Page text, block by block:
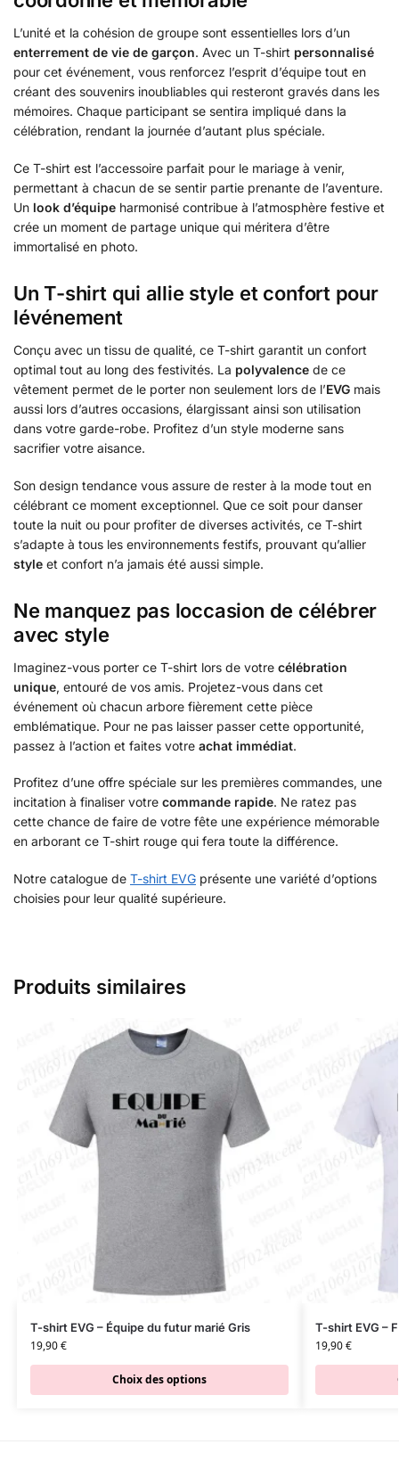
L’unité et la cohésion de groupe sont essentielles lors d’un
enterrement de vie de garçon. Avec un T-shirt personnalisé
pour cet événement, vous renforcez l’esprit d’équipe tout en
créant des souvenirs inoubliables qui resteront gravés dans les
mémoires. Chaque participant se sentira impliqué dans la
célébration, rendant la journée d’autant plus spéciale.
Ce T-shirt est l’accessoire parfait pour le mariage à venir,
permettant à chacun de se sentir partie prenante de l’aventure.
Un look d’équipe harmonisé contribue à l’atmosphère festive et
crée un moment de partage unique qui méritera d’être
immortalisé en photo.
Un T-shirt qui allie style et confort pour
lévénement
Conçu avec un tissu de qualité, ce T-shirt garantit un confort
optimal tout au long des festivités. La polyvalence de ce
vêtement permet de le porter non seulement lors de l’EVG mais
aussi lors d’autres occasions, élargissant ainsi son utilisation
dans votre garde-robe. Profitez d’un style moderne sans
sacrifier votre aisance.
Son design tendance vous assure de rester à la mode tout en
célébrant ce moment exceptionnel. Que ce soit pour danser
toute la nuit ou pour profiter de diverses activités, ce T-shirt
s’adapte à tous les environnements festifs, prouvant qu’allier
style et confort n’a jamais été aussi simple.
Ne manquez pas loccasion de célébrer
avec style
Imaginez-vous porter ce T-shirt lors de votre célébration
unique, entouré de vos amis. Projetez-vous dans cet
événement où chacun arbore fièrement cette pièce
emblématique. Pour ne pas laisser passer cette opportunité,
passez à l’action et faites votre achat immédiat.
Profitez d’une offre spéciale sur les premières commandes, une
incitation à finaliser votre commande rapide. Ne ratez pas
cette chance de faire de votre fête une expérience mémorable
en arborant ce T-shirt rouge qui fera toute la différence.
Notre catalogue de T-shirt EVG présente une variété d’options
choisies pour leur qualité supérieure.
Produits similaires
T-shirt EVG – Équipe du futur marié Gris
19,90€
Choix des options
T-shirt EVG –
19,90€